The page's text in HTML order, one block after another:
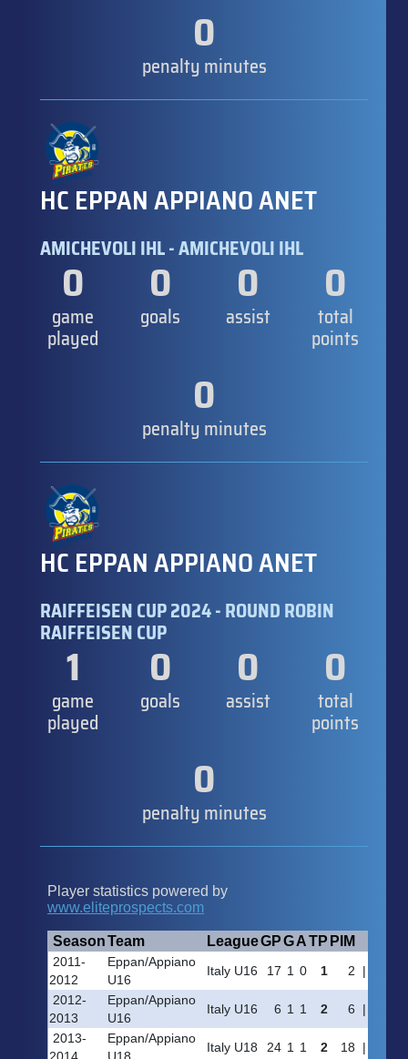
0
penalty minutes
HC EPPAN APPIANO ANET
AMICHEVOLI IHL - AMICHEVOLI IHL
0
game
played
0
goals
0
assist
0
total
points
0
penalty minutes
HC EPPAN APPIANO ANET
RAIFFEISEN CUP 2024 - ROUND ROBIN
RAIFFEISEN CUP
1
game
played
0
goals
0
assist
0
total
points
0
penalty minutes